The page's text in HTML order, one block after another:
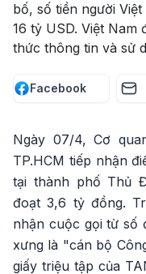
bố, số tiền người
16 tỷ USD. Việt
thức thông tin và sử
Facebook
Ngày 07/4, Cơ
TP.HCM tiếp nhận
tại thành phố Thủ
đoạt 3,6 tỷ đồng.
nhận cuộc gọi từ số
xưng là "cán bộ
giấy triệu tập của